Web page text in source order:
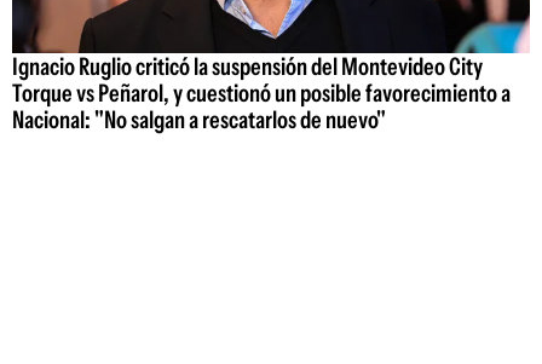
Ignacio Ruglio criticó la suspensión del Montevideo City
Torque vs Peñarol, y cuestionó un posible favorecimiento a
Nacional: "No salgan a rescatarlos de nuevo"